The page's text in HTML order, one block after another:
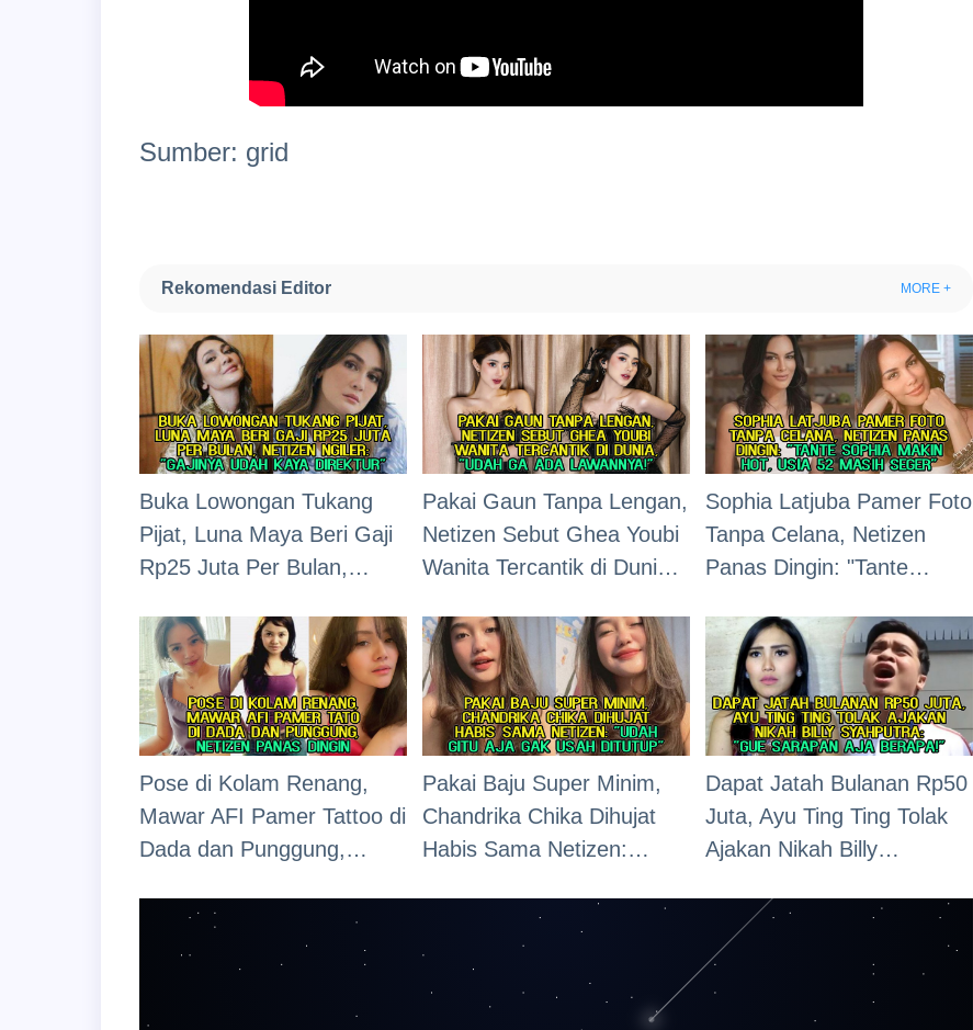
Sumber: grid
Rekomendasi Editor MORE +
Buka Lowongan Tukang
Pijat, Luna Maya Beri Gaji
Rp25 Juta Per Bulan,
Udah Kaya Direktur"
Pakai Gaun Tanpa Lengan,
Netizen Sebut Ghea Youbi
Wanita Tercantik di Dunia,
Sophia Latjuba Pamer Foto
Tanpa Celana, Netizen
Panas Dingin: "Tante
Masih Seger"
Pose di Kolam Renang,
Mawar AFI Pamer Tattoo di
Dada dan Punggung,
Pakai Baju Super Minim,
Chandrika Chika Dihujat
Habis Sama Netizen:
Dapat Jatah Bulanan Rp50
Juta, Ayu Ting Ting Tolak
Ajakan Nikah Billy
Aja Berapa!"